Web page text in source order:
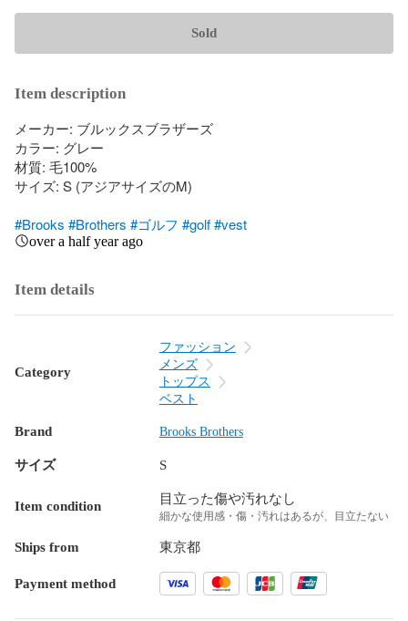
Sold
Item description
メーカー: ブルックスブラザーズ
カラー: グレー
材質: 毛100%
サイズ: S (アジアサイズのM)
#Brooks #Brothers #ゴルフ #golf#vest
over a half year ago
Item details
Category
ファッション
メンズ
トップス
ベスト
Brand Brooks Brothers
サイズ S
Item condition 目立った傷や汚れなし
細かな使用感・傷・汚れはあるが、目立たない
Ships from 東京都
Payment method